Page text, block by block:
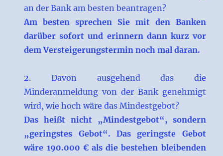
an der Bank am besten beantragen?
Am besten sprechen Sie mit den Banken
darüber sofort und erinnern dann kurz vor
dem Versteigerungstermin noch mal daran.
2. Davon ausgehend das die
Minderanmeldung von der Bank genehmigt
wird, wie hoch wäre das Mindestgebot?
Das heißt nicht „Mindestgebot“, sondern
„geringstes Gebot“. Das geringste Gebot
wäre 190.000 € als die bestehen bleibenden